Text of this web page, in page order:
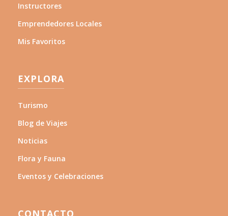
Instructores
Emprendedores Locales
Mis Favoritos
EXPLORA
Turismo
Blog de Viajes
Noticias
Flora y Fauna
Eventos y Celebraciones
CONTACTO